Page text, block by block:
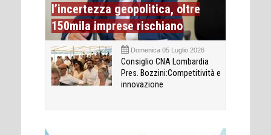
l’incertezza geopolitica, oltre
150mila imprese rischiano
Domenica 05 Luglio 2026
Consiglio CNA Lombardia
Pres. Bozzini:Competitività e
innovazione